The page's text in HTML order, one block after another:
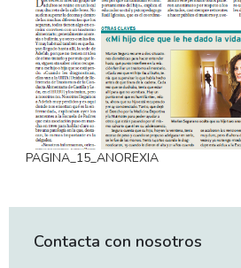
PAGINA_15_ANOREXIA
Contacta con nosotros